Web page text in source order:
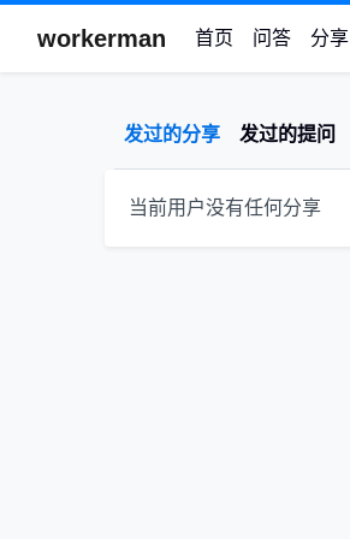
workerman 首页 问答 分享
发过的分享 发过的提问
当前用户没有任何分享